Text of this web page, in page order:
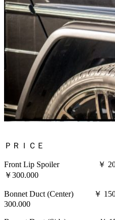
ＰＲＩＣＥ
Front Lip Spoiler
￥300.000
Bonnet Duct (Center)
300.000